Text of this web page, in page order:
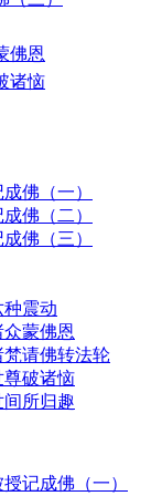
佛恩
诸恼
佛（一）
佛（二）
佛（三）
震动
蒙佛恩
请佛转法轮
破诸恼
所归趣
记成佛（一）